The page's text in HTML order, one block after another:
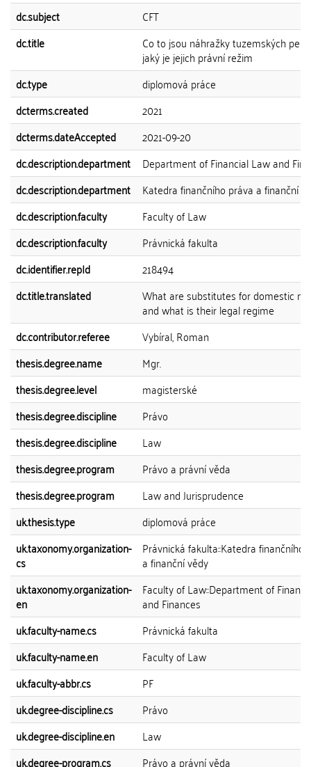
dc.subject
CFT
dc.title
Co to jsou náhražky tuzemských
jaký je jejich právní režim
dc.type
diplomová práce
dcterms.created
2021
dcterms.dateAccepted
2021-09-20
dc.description.department
Department of Financial Law and
dc.description.department
Katedra finančního práva a finanční
dc.description.faculty
Faculty of Law
dc.description.faculty
Právnická fakulta
dc.identifier.repId
218494
dc.title.translated
What are substitutes for domestic
and what is their legal regime
dc.contributor.referee
Vybíral, Roman
thesis.degree.name
Mgr.
thesis.degree.level
magisterské
thesis.degree.discipline
Právo
thesis.degree.discipline
Law
thesis.degree.program
Právo a právní věda
thesis.degree.program
Law and Jurisprudence
uk.thesis.type
diplomová práce
uk.taxonomy.organization-
cs
Právnická fakulta::Katedra finančního
a finanční vědy
uk.taxonomy.organization-
en
Faculty of Law::Department of
and Finances
uk.faculty-name.cs
Právnická fakulta
uk.faculty-name.en
Faculty of Law
uk.faculty-abbr.cs
PF
uk.degree-discipline.cs
Právo
uk.degree-discipline.en
Law
uk.degree-program.cs
Právo a právní věda